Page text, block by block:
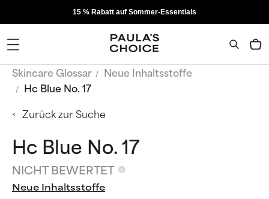
15 % Rabatt auf Sommer-Essentials
Skincare Glossar
Neue Inhaltsstoffe
Hc Blue No. 17
Zurück zur Suche
Hc Blue No. 17
NICHT BEWERTET
Neue Inhaltsstoffe